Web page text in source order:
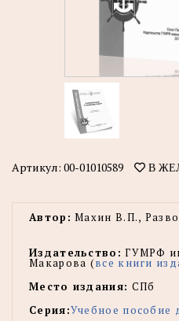
Артикул: 00-01010589 В
Автор: Махин В.П.,
Издательство: ГУМРФ
Макарова (все книги
Место издания: СПб
Серия:Учебное пособие